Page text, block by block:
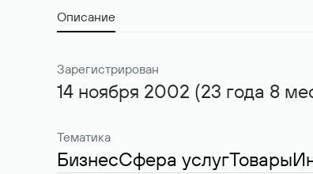
Описание
Зарегистрирован
14 ноября 2002 (23 года 8
Тематика
БизнесСфера услугТовары